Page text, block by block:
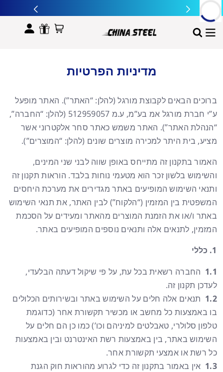
מדיניות הפרטיות
ברוכים הבאים לקבוצת מורגל (להלן: “האתר”). האתר מופעל
ע”י חברת מורגל אמ בע”מ, ע.מ 512959057 (להלן: “החברה”,
“הנהלת האתר”). האתר משמש כאתר סחר אלקטרוני אשר
מציע, בית היתר למכירה מוצרים שונים (להלן: “המוצרים”).
האמור בתקנון זה מתייחס באופן שווה לבני שני המינים,
והשימוש בלשון זכר הוא מטעמי נוחות בלבד. הוראות תקנון זה
ותנאי השימוש המופיעים באתר מגדירים את מערכת היחסים
המשפטית בין המזמין (“הלקוח”) לבין האתר, את תנאי השימוש
באתר ו/או את הזמנת המוצרים מהאתר ומעידים על הסכמת
המזמין, לתנאים אלה ותנאים נוספים המופיעים באתר.
כללי
1.1החברה רשאית בכל עת, על פי שיקול דעתה הבלעדי,
לעדכן תקנון זה.
1.2תנאים אלה חלים על השימוש באתר ובשירותים הכלולים
בו באמצעות כל מחשב או מכשיר תקשורת אחר (כדוגמת
טלפון סלולרי, טאבלטים למיניהם וכו’) כמו כן הם חלים על
השימוש באתר, בין באמצעות רשת האינטרנט ובין באמצעות
כל רשת או אמצעי תקשורת אחר.
1.3אין באמור בתקנון זה כדי לגרוע מהוראות חוק הגנת